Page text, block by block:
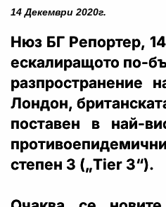
14 Декември 2020г.
Нюз БГ Репортер,
ескалиращото по-
разпространение
Лондон,
поставен в най-
степен 3 („Tier 3“).